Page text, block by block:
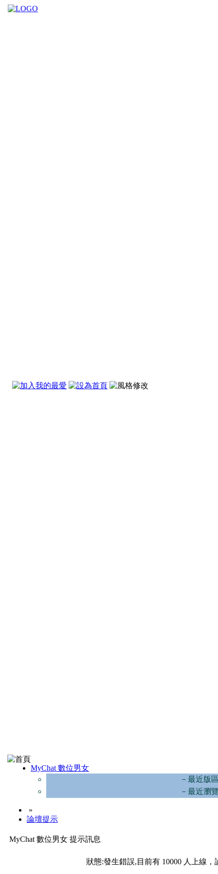
MyChat 數位男女
－最近版
－最近瀏
»
論壇提示
MyChat 數位男女 提示訊息
狀態:發生錯誤,目前有 10000 人上線